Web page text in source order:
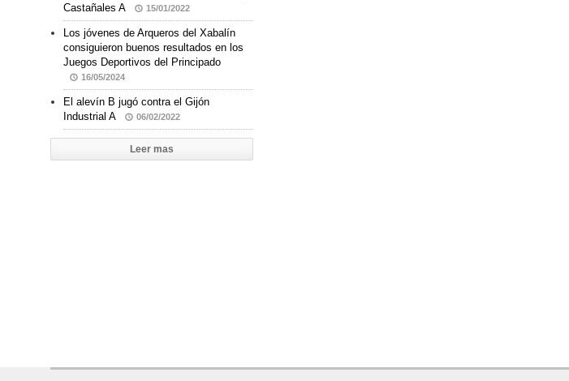
Castañales A
15/01/2022
Los jóvenes de Arqueros del Xabalín
consiguieron buenos resultados en los
Juegos Deportivos del Principado
16/05/2024
El alevín B jugó contra el Gijón
Industrial A
06/02/2022
Leer mas